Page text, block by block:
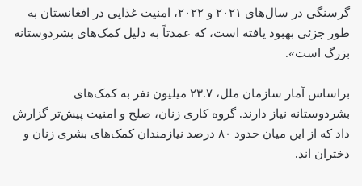
گرسنگی در سال‌های ۲۰۲۱ و ۲۰۲۲، امنیت غذایی در افغانستان به
طور جزئی بهبود یافته است، که عمدتاً به دلیل کمک‌های بشردوستانه
بزرگ است».
براساس آمار سازمان ملل، ۲۳.۷ میلیون نفر به کمک‌های
بشردوستانه نیاز دارند. گروه کاری زنان، صلح و امنیت پیش‌تر گزارش
داد که از این میان حدود ۸۰ درصد نیازمندان کمک‌های بشری زنان و
دختران اند.